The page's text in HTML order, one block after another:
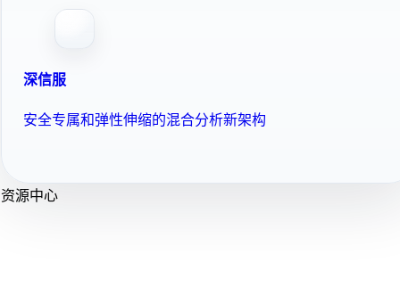
深信服
安全专属和弹性伸缩的混合分析新架构
资源中心